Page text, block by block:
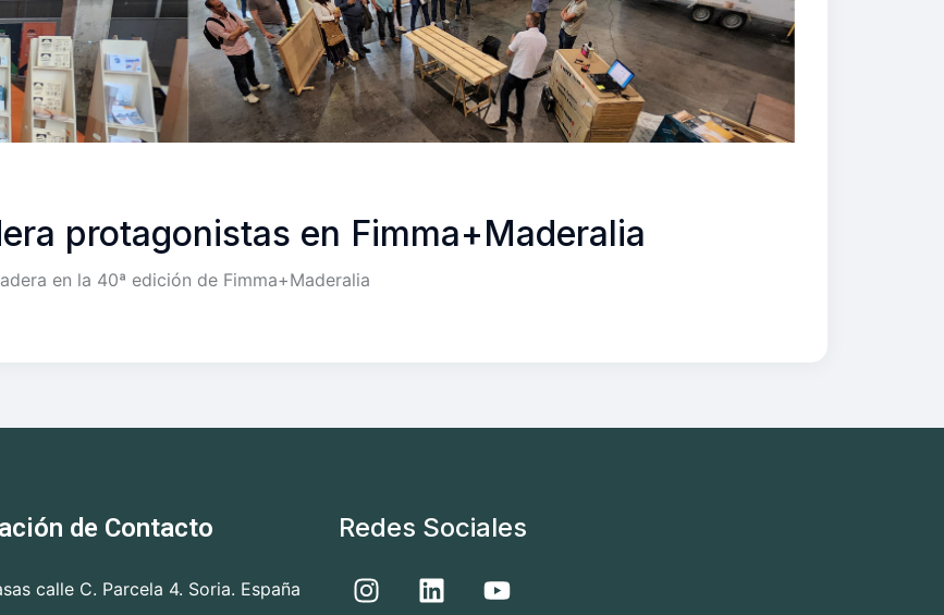
protagonistas en Fimma+Maderalia
en la 40ª edición de Fimma+Maderalia
de Contacto
calle C. Parcela 4. Soria. España
Redes Sociales